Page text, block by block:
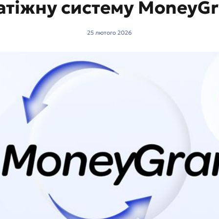
систему
25 лютого 2026